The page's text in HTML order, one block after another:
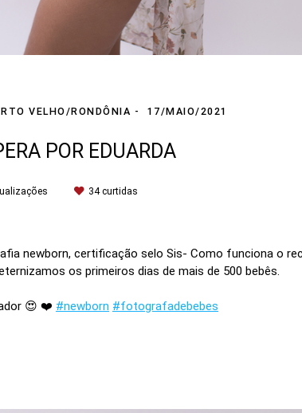
VELHO/RONDÔNIA 17/MAIO/2021
POR EDUARDA
34curtidas
newborn, certificação selo Sis- Como funciona o
os primeiros dias de mais de 500 bebês.
😍 ❤️ #newborn #fotografadebebes